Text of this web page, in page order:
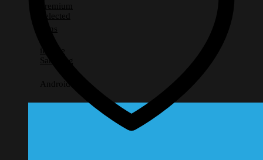
Premium
Selected
Lens
iPhone
Samsung
Android อื่นๆ